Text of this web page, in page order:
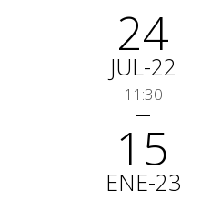
24
JUL-22
11:30
15
ENE-23